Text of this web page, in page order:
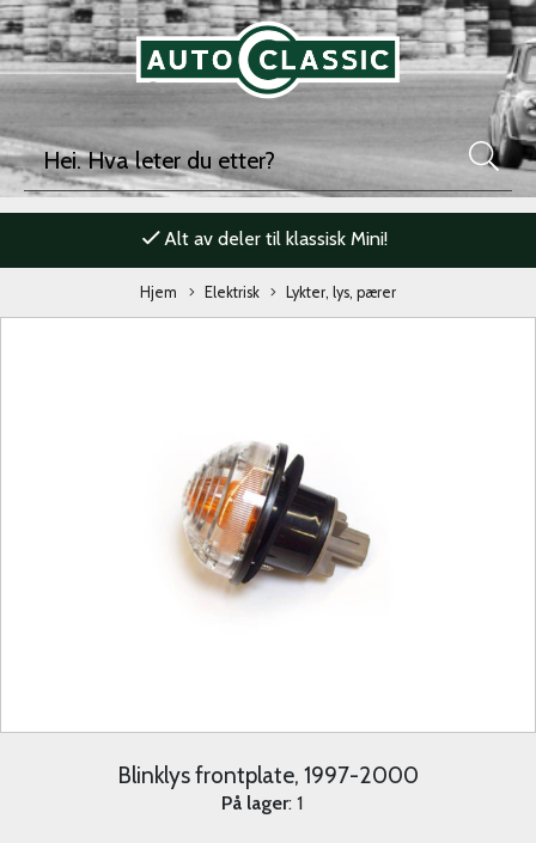
Alt av deler til klassisk Mini!
Hjem Elektrisk Lykter, lys, pærer
Blinklys frontplate, 1997-2000
På lager: 1